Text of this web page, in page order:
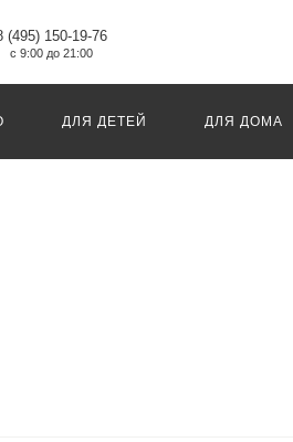
(495) 150-19-76
с 9:00 до 21:00
ДЛЯ ДЕТЕЙ ДЛЯ ДОМА